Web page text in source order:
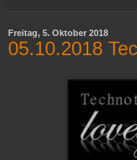
Freitag, 5. Oktober 2018
05.10.2018